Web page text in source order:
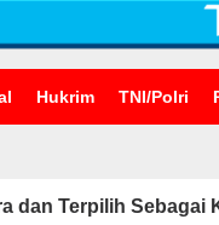
Hukrim TNI/Polri
dan Terpilih